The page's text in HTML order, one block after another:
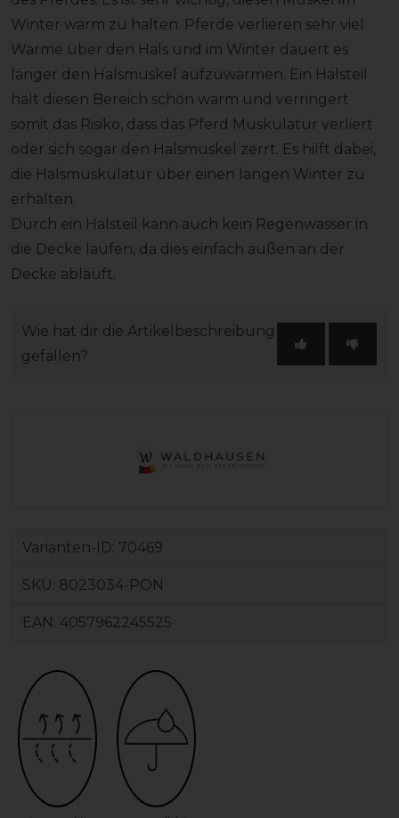
Winter warm zu halten. Pferde verlieren sehr viel
Wärme über den Hals und im Winter dauert es
länger den Halsmuskel aufzuwärmen. Ein Halsteil
hält diesen Bereich schön warm und verringert
somit das Risiko, dass das Pferd Muskulatur verliert
oder sich sogar den Halsmuskel zerrt. Es hilft dabei,
die Halsmuskulatur über einen langen Winter zu
erhalten.
Durch ein Halsteil kann auch kein Regenwasser in
die Decke laufen, da dies einfach außen an der
Decke abläuft.
Wie hat dir die Artikelbeschreibung
gefallen?
Varianten-ID: 70469
SKU: 8023034-PON
EAN: 4057962245525